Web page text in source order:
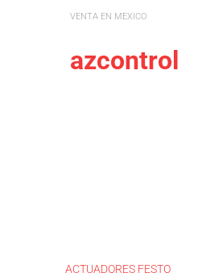
VENTA EN MEXICO
azcontrol
ACTUADORES FESTO